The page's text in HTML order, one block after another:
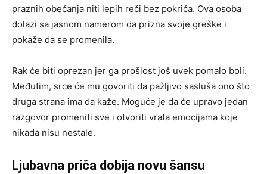
praznih obećanja niti lepih reči bez pokrića. Ova osoba
dolazi sa jasnom namerom da prizna svoje greške i
pokaže da se promenila.
Rak će biti oprezan jer ga prošlost još uvek pomalo boli.
Međutim, srce će mu govoriti da pažljivo sasluša ono što
druga strana ima da kaže. Moguće je da će upravo jedan
razgovor promeniti sve i otvoriti vrata emocijama koje
nikada nisu nestale.
Ljubavna priča dobija novu šansu